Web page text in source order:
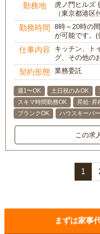
勤務地
虎ノ門ヒルズ
（東京都港区
勤務時間
8時～20時の
が可能です。(
仕事内容
キッチン、ト
グ、その他の
契約形態 業務委託
週1〜OK 土日祝のみOK
スキマ時間勤務OK
昇給･昇
ブランクOK
ハウスキーパ
この求
1
まずは家事